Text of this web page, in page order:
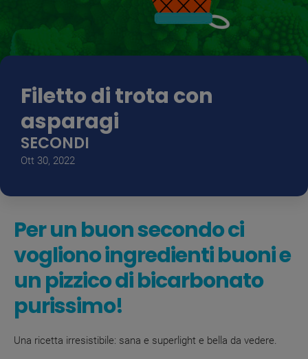
Filetto di trota con
asparagi
SECONDI
Ott 30, 2022
Per un buon secondo ci
vogliono ingredienti buoni e
un pizzico di bicarbonato
purissimo!
Una ricetta irresistibile: sana e superlight e bella da vedere.